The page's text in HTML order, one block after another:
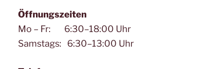
Öffnungszeiten
Mo – Fr: 6:30–18:00 Uhr
Samstags: 6:30–13:00 Uhr